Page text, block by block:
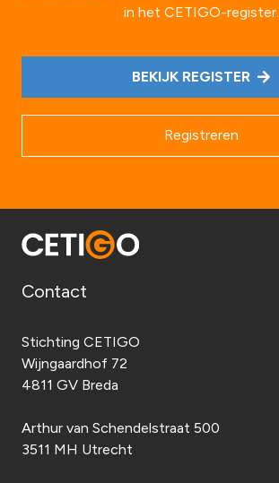
in het CETIGO-register.
BEKIJK REGISTER
Registreren
Contact
Stichting CETIGO
Wijngaardhof 72
4811 GV Breda
Arthur van Schendelstraat 500
3511 MH Utrecht